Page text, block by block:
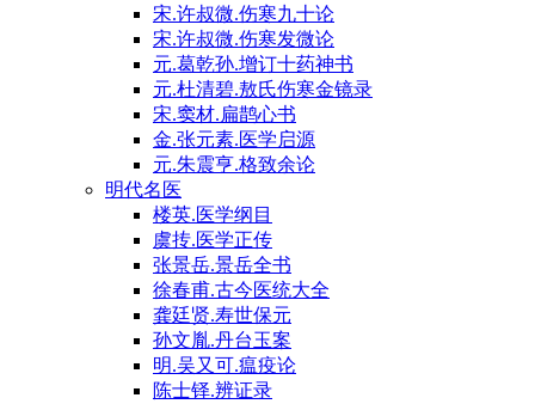
宋.许叔微.伤寒九十论
宋.许叔微.伤寒发微论
元.葛乾孙.增订十药神书
元.杜清碧.敖氏伤寒金镜录
宋.窦材.扁鹊心书
金.张元素.医学启源
元.朱震亨.格致余论
明代名医
楼英.医学纲目
虞抟.医学正传
张景岳.景岳全书
徐春甫.古今医统大全
龚廷贤.寿世保元
孙文胤.丹台玉案
明.吴又可.瘟疫论
陈士铎.辨证录